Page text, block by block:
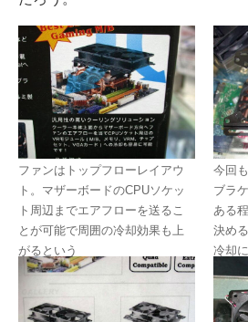
ファンはトップフローレイアウ
ト。マザーボードのCPUソケッ
ト周辺までエアフローを送るこ
とが可能で周囲の冷却効果も上
がるという
今回
ブラ
ある
決め
冷却